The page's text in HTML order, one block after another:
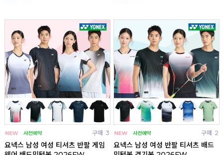
구매 3
요넥스 남성 여성 티셔츠 반팔 게임
구매 2
요넥스 남성 여성 반팔 티셔츠 배드